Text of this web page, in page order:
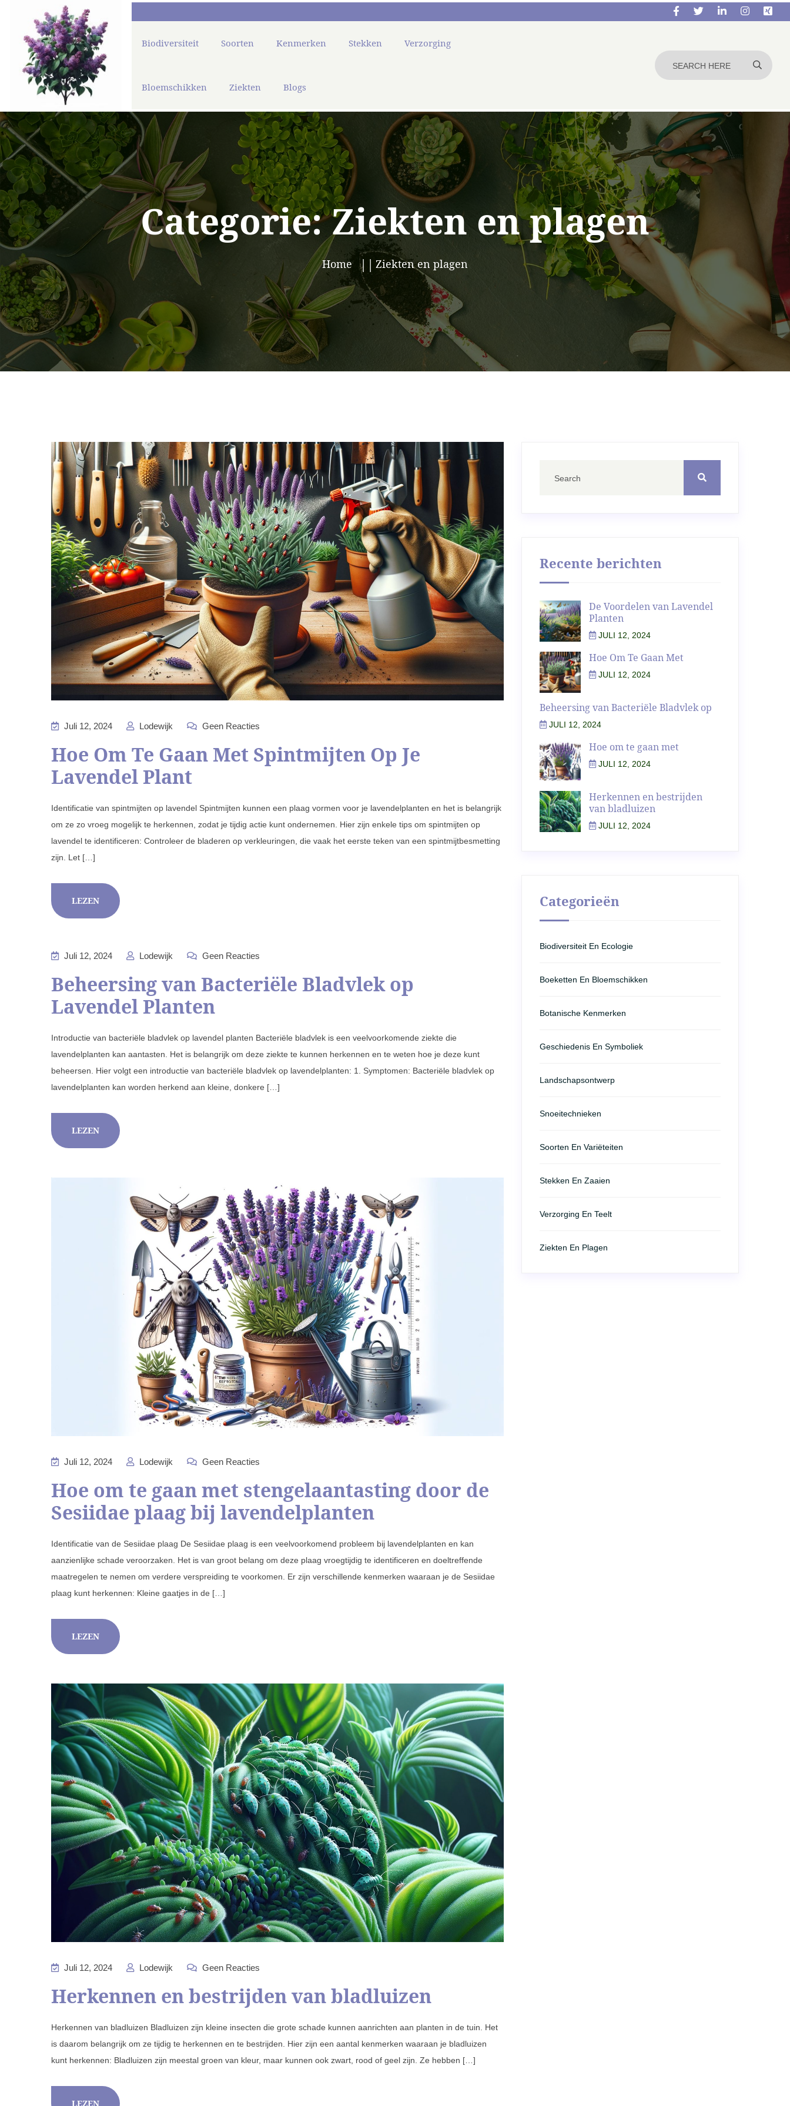
Biodiversiteit Soorten Kenmerken Stekken Verzorging
Bloemschikken Ziekten Blogs
Categorie:Ziekten en plagen
Home Ziekten en plagen
Juli 12, 2024 Lodewijk Geen Reacties
Hoe Om Te Gaan Met Spintmijten Op Je
Lavendel Plant
Identificatie van spintmijten op lavendel Spintmijten kunnen een plaag vormen voor je lavendelplanten en het is belangrijk
om ze zo vroeg mogelijk te herkennen, zodat je tijdig actie kunt ondernemen. Hier zijn enkele tips om spintmijten op
lavendel te identificeren: Controleer de bladeren op verkleuringen, die vaak het eerste teken van een spintmijtbesmetting
zijn. Let […]
LEZEN
Juli 12, 2024 Lodewijk Geen Reacties
Beheersing van Bacteriële Bladvlek op
Lavendel Planten
Introductie van bacteriële bladvlek op lavendel planten Bacteriële bladvlek is een veelvoorkomende ziekte die
lavendelplanten kan aantasten. Het is belangrijk om deze ziekte te kunnen herkennen en te weten hoe je deze kunt
beheersen. Hier volgt een introductie van bacteriële bladvlek op lavendelplanten: 1. Symptomen: Bacteriële bladvlek op
lavendelplanten kan worden herkend aan kleine, donkere […]
LEZEN
Juli 12, 2024 Lodewijk Geen Reacties
Hoe om te gaan met stengelaantasting door de
Sesiidae plaag bij lavendelplanten
Identificatie van de Sesiidae plaag De Sesiidae plaag is een veelvoorkomend probleem bij lavendelplanten en kan
aanzienlijke schade veroorzaken. Het is van groot belang om deze plaag vroegtijdig te identificeren en doeltreffende
maatregelen te nemen om verdere verspreiding te voorkomen. Er zijn verschillende kenmerken waaraan je de Sesiidae
plaag kunt herkennen: Kleine gaatjes in de […]
LEZEN
Juli 12, 2024 Lodewijk Geen Reacties
Herkennen en bestrijden van bladluizen
Herkennen van bladluizen Bladluizen zijn kleine insecten die grote schade kunnen aanrichten aan planten in de tuin. Het
is daarom belangrijk om ze tijdig te herkennen en te bestrijden. Hier zijn een aantal kenmerken waaraan je bladluizen
kunt herkennen: Bladluizen zijn meestal groen van kleur, maar kunnen ook zwart, rood of geel zijn. Ze hebben […]
LEZEN
Recente berichten
De Voordelen van Lavendel
Planten
JULI 12, 2024
Hoe Om Te Gaan Met
JULI 12, 2024
Beheersing van Bacteriële Bladvlek op
JULI 12, 2024
Hoe om te gaan met
JULI 12, 2024
Herkennen en bestrijden
van bladluizen
JULI 12, 2024
Categorieën
Biodiversiteit En Ecologie
Boeketten En Bloemschikken
Botanische Kenmerken
Geschiedenis En Symboliek
Landschapsontwerp
Snoeitechnieken
Soorten En Variëteiten
Stekken En Zaaien
Verzorging En Teelt
Ziekten En Plagen